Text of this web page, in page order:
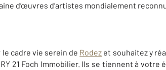
d’œuvres d’artistes mondialement
cadre vie serein de Rodez et souhaitez y
21 Foch Immobilier. Ils se tiennent à